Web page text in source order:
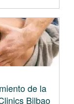
de la
Bilbao